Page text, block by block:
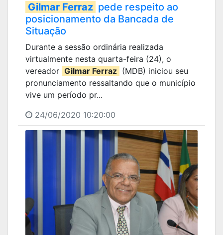
Gilmar Ferraz pede respeito ao
posicionamento da Bancada de
Situação
Durante a sessão ordinária realizada
virtualmente nesta quarta-feira (24), o
vereador Gilmar Ferraz (MDB) iniciou seu
pronunciamento ressaltando que o município
vive um período pr...
24/06/2020 10:20:00